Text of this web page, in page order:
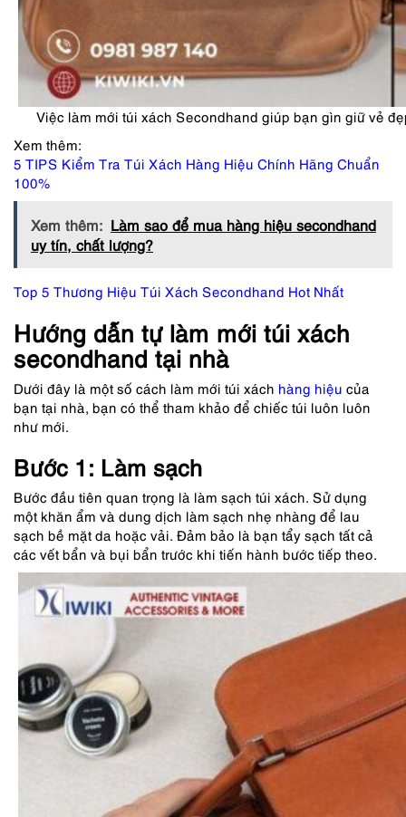
Việc làm mới túi xách Secondhand giúp bạn gìn giữ vẻ
Xem thêm:
5 TIPS Kiểm Tra Túi Xách Hàng Hiệu Chính Hãng Chuẩn
100%
Xem thêm: Làm sao để mua hàng hiệu secondhand
uy tín, chất lượng?
Top 5 Thương Hiệu Túi Xách Secondhand Hot Nhất
Hướng dẫn tự làm mới túi xách
secondhand tại nhà
Dưới đây là một số cách làm mới túi xách hàng hiệu của
bạn tại nhà, bạn có thể tham khảo để chiếc túi luôn luôn
như mới.
Bước 1: Làm sạch
Bước đầu tiên quan trọng là làm sạch túi xách. Sử dụng
một khăn ẩm và dung dịch làm sạch nhẹ nhàng để lau
sạch bề mặt da hoặc vải. Đảm bảo là bạn tẩy sạch tất cả
các vết bẩn và bụi bẩn trước khi tiến hành bước tiếp theo.